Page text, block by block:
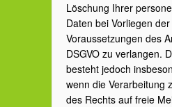
Löschung Ihrer
Daten bei Vorliegen der
Voraussetzungen des
DSGVO zu verlangen.
besteht jedoch
wenn die Verarbeitung
des Rechts auf freie